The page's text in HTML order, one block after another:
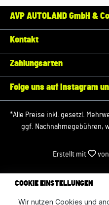
AVP AUTOLAND GmbH &
Kontakt
Zahlungsarten
Folge uns auf Instagram
*Alle Preise inkl. gesetzl.
ggf. Nachnahmegebühren,
Erstellt mit von
COOKIE EINSTELLUNGEN
Wir nutzen Cookies und